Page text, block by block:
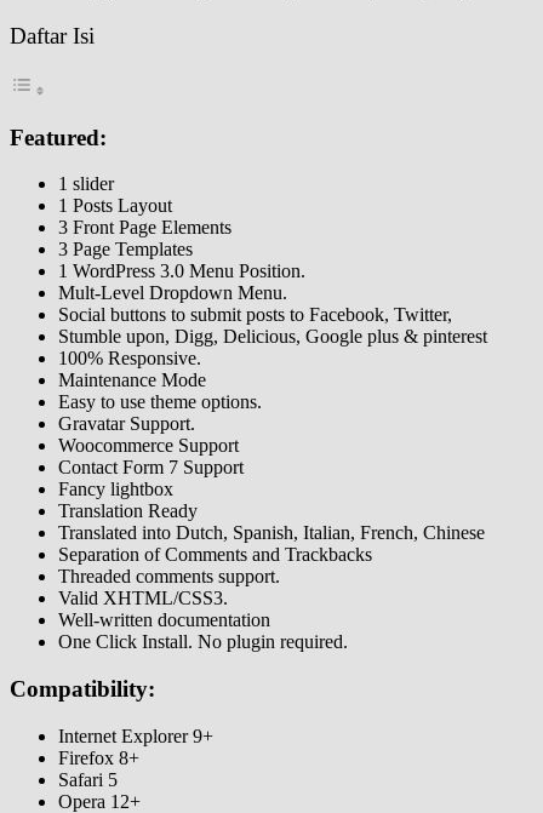
Daftar Isi
Featured:
1 slider
1 Posts Layout
3 Front Page Elements
3 Page Templates
1 WordPress 3.0 Menu Position.
Mult-Level Dropdown Menu.
Social buttons to submit posts to Facebook, Twitter,
Stumble upon, Digg, Delicious, Google plus & pinterest
100% Responsive.
Maintenance Mode
Easy to use theme options.
Gravatar Support.
Woocommerce Support
Contact Form 7 Support
Fancy lightbox
Translation Ready
Translated into Dutch, Spanish, Italian, French, Chinese
Separation of Comments and Trackbacks
Threaded comments support.
Valid XHTML/CSS3.
Well-written documentation
One Click Install. No plugin required.
Compatibility:
Internet Explorer 9+
Firefox 8+
Safari 5
Opera 12+